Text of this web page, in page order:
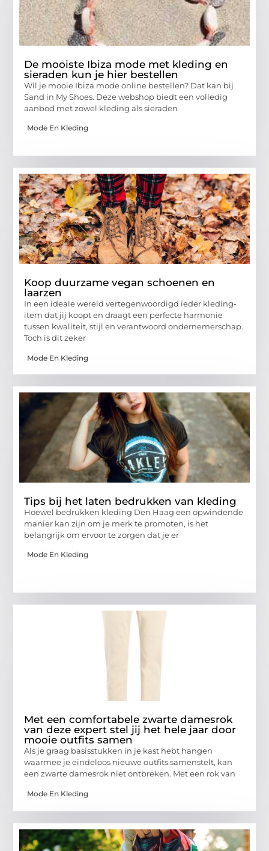
De mooiste Ibiza mode met kleding en
sieraden kun je hier bestellen
Wil je mooie Ibiza mode online bestellen? Dat kan bij
Sand in My Shoes. Deze webshop biedt een volledig
aanbod met zowel kleding als sieraden
Mode En Kleding
Koop duurzame vegan schoenen en
laarzen
In een ideale wereld vertegenwoordigd ieder kleding-
item dat jij koopt en draagt een perfecte harmonie
tussen kwaliteit, stijl en verantwoord ondernemerschap.
Toch is dit zeker
Mode En Kleding
Tips bij het laten bedrukken van kleding
Hoewel bedrukken kleding Den Haag een opwindende
manier kan zijn om je merk te promoten, is het
belangrijk om ervoor te zorgen dat je er
Mode En Kleding
Met een comfortabele zwarte damesrok
van deze expert stel jij het hele jaar door
mooie outfits samen
Als je graag basisstukken in je kast hebt hangen
waarmee je eindeloos nieuwe outfits samenstelt, kan
een zwarte damesrok niet ontbreken. Met een rok van
Mode En Kleding